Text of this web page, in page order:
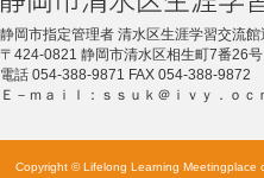
静岡市指定管理者 清水区生涯学習交流館
〒424-0821 静岡市清水区相生町7番26
電話 054-388-9871 FAX 054-388-9872
Ｅ－ｍａｉｌ：ｓｓｕｋ＠ｉｖｙ．ｏｃ
Copyright © Lifelong Learning Meetingplace